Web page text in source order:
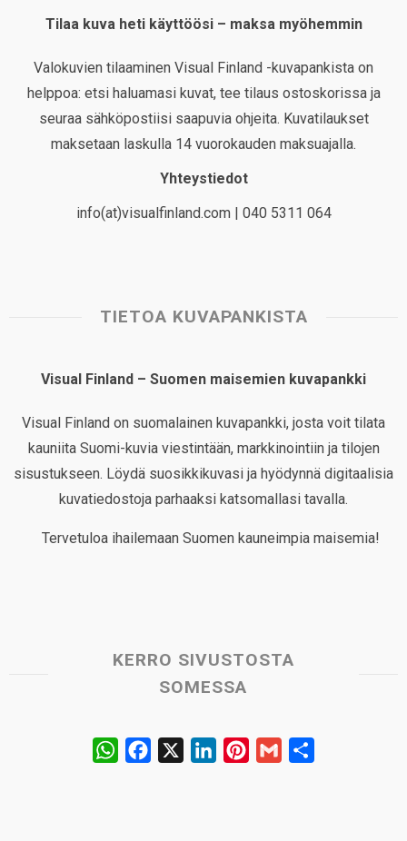
Tilaa kuva heti käyttöösi – maksa myöhemmin
Valokuvien tilaaminen Visual Finland -kuvapankista on
helppoa: etsi haluamasi kuvat, tee tilaus ostoskorissa ja
seuraa sähköpostiisi saapuvia ohjeita. Kuvatilaukset
maksetaan laskulla 14 vuorokauden maksuajalla.
Yhteystiedot
info(at)visualfinland.com | 040 5311 064
TIETOA KUVAPANKISTA
Visual Finland – Suomen maisemien kuvapankki
Visual Finland on suomalainen kuvapankki, josta voit tilata
kauniita Suomi-kuvia viestintään, markkinointiin ja tilojen
sisustukseen. Löydä suosikkikuvasi ja hyödynnä digitaalisia
kuvatiedostoja parhaaksi katsomallasi tavalla.
Tervetuloa ihailemaan Suomen kauneimpia maisemia!
KERRO SIVUSTOSTA
SOMESSA
W